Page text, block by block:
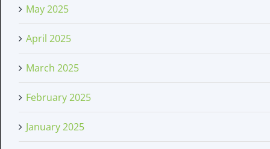
May 2025
April 2025
March 2025
February 2025
January 2025